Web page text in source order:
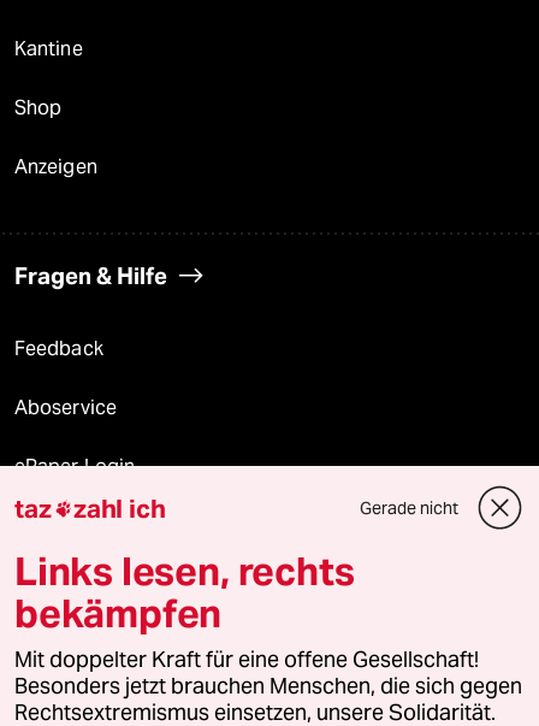
Kantine
Shop
Anzeigen
Fragen & Hilfe
Feedback
Aboservice
ePaper Login
Downloads für Abonnierende
© 2026 taz Verlags und Vertriebs GmbH
Alle Rechte vorbehalten. Bei rechtlichen Fragen oder für Genehmigungen
wenden Sie sich bitte an
lizenzen@taz.de
taz zahl ich Gerade nicht
Links lesen, rechts
bekämpfen
Mit doppelter Kraft für eine offene Gesellschaft!
Besonders jetzt brauchen Menschen, die sich gegen
Rechtsextremismus einsetzen, unsere Solidarität.